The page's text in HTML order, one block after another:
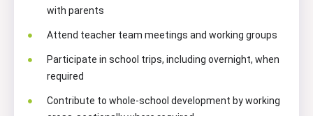
with parents
Attend teacher team meetings and working groups
Participate in school trips, including overnight, when
required
Contribute to whole-school development by working